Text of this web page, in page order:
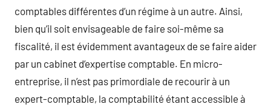
comptables différentes d’un régime à un autre. Ainsi,
bien qu’il soit envisageable de faire soi-même sa
fiscalité, il est évidemment avantageux de se faire aider
par un cabinet d’expertise comptable. En micro-
entreprise, il n’est pas primordiale de recourir à un
expert-comptable, la comptabilité étant accessible à